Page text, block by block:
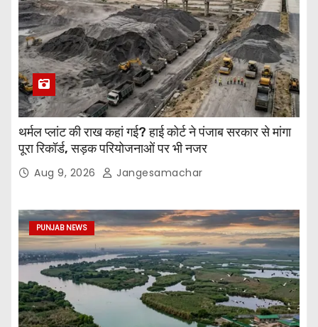
थर्मल प्लांट की राख कहां गई? हाई कोर्ट ने पंजाब सरकार से मांगा
पूरा रिकॉर्ड, सड़क परियोजनाओं पर भी नजर
Aug 9, 2026 Jangesamachar
PUNJAB NEWS